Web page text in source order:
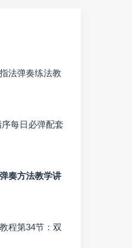
法弹奏练法教
每日必弹配套
奏方法教学讲
程第34节：双